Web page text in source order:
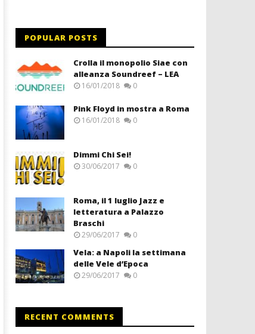
POPULAR POSTS
Crolla il monopolio Siae con
alleanza Soundreef – LEA
16/01/2018 0
Pink Floyd in mostra a Roma
16/01/2018 0
Dimmi Chi Sei!
30/06/2017 0
Roma, il 1 luglio Jazz e
letteratura a Palazzo
Braschi
29/06/2017 0
Vela: a Napoli la settimana
delle Vele d’Epoca
29/06/2017 0
RECENT COMMENTS